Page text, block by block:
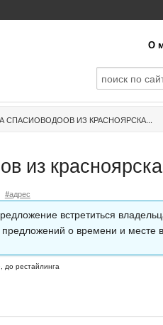
О
СПАСИОВОДООВ ИЗ КРАСНОЯРСКА...
из
#адрес
встретиться
о времени и месте
до рестайлинга